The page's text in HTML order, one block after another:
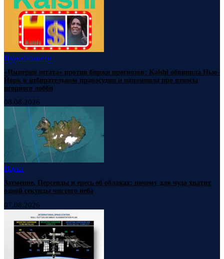
НаукаНовости
«Империя штата» против биржи прогнозов: Kalshi обвинила Нью-
Йорк в избирательном правосудии и напомнила про взносы
игорного лобби
08.08.2026
Наука
Затмение, Персеиды и ересь об облаках: почему для чуда хватит
одной секунды чистого неба
07.08.2026